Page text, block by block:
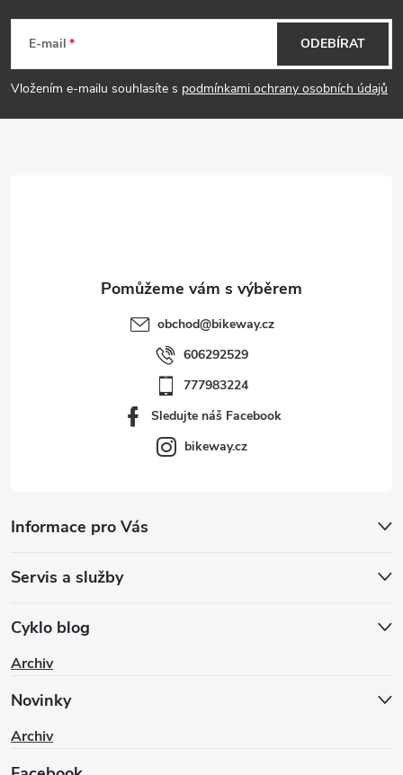
p
E-mail
Vložením e-mailu souhlasíte s podmínkami ochrany osobních údajů
ODEBÍRAT
obchod@bikeway.cz
606292529
777983224
Sledujte náš Facebook
bikeway.cz
Informace pro Vás
Servis a služby
Cyklo blog
Archiv
Novinky
Archiv